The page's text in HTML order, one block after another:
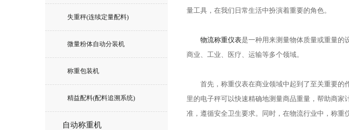
失重秤(连续定量配料)
微量粉体自动分装机
称重包装机
精益配料(配料追溯系统)
自动称重机
量工具，在我们日常生活中扮演着重要的角色。
物流称重仪表是一种用来测量物体质量或重量的
商业、工业、医疗、运输等多个领域。
首先，称重仪表在商业领域中起到了至关重要的
里的电子秤可以快速精确地测量商品重量，帮助商
准，遵循安全卫生要求。同时，在物流行业中，称重